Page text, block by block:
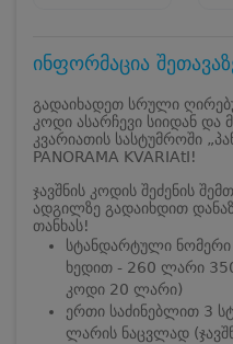
ინფორმაცია
გადაიხადეთ სრული
კოდი ასარჩევი სიიდან და
კვარიათის სასტუმროში
PANORAMA KVARIAtI!
ჯავშნის კოდის შეძენის
ადგილზე გადაიხდით
თანხას!
სტანდარტული ნომერი
ხედით - 260 ლარი
კოდი 20 ლარი)
ერთი საძინებლით 3
ლარის ნაცვლად